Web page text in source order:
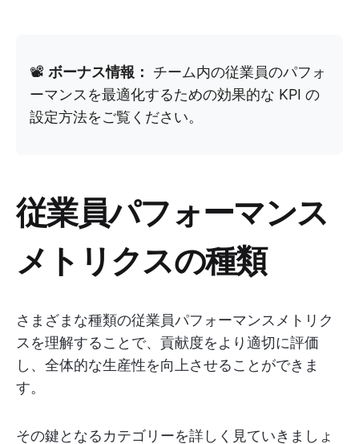
📽️ ボーナス情報：
チーム内の従業員のパフォ
ーマンスを最適化するための効果的な KPI の
設定方法をご覧ください。
従業員パフォーマンス
メトリクスの種類
さまざまな種類の従業員パフォーマンスメトリク
スを理解することで、貢献度をより適切に評価
し、全体的な生産性を向上させることができま
す。
その鍵となるカテゴリーを詳しく見ていきましょ